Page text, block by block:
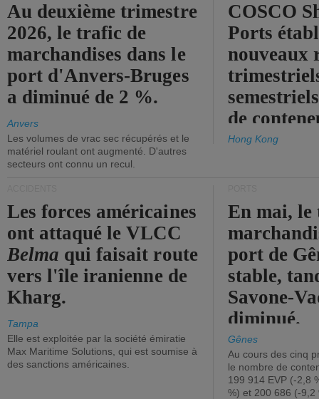
Au deuxième trimestre
2026, le trafic de
marchandises dans le
port d'Anvers-Bruges
a diminué de 2 %.
Anvers
Les volumes de vrac sec récupérés et le
matériel roulant ont augmenté. D'autres
secteurs ont connu un recul.
COSCO
Ports
nouveaux
de
Hong Kong
Les forces américaines
ont attaqué le VLCC
Belma qui faisait route
vers l'île iranienne de
Kharg.
Tampa
Elle est exploitée par la société émiratie
Max Maritime Solutions, qui est soumise à
des sanctions américaines.
En mai, le
port de
stable,
Savone-
diminué.
Gênes
Au cours des cinq
le nombre de
199 914 EVP (-2,8
%) et 200 686 (-9,2